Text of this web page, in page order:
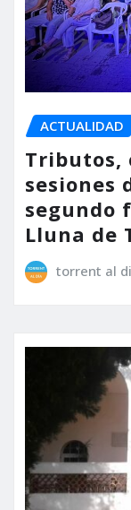
ACTUALIDAD
Tributos,
sesiones
segundo
Lluna de
torrent al